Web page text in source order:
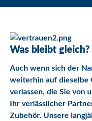
Was bleibt gleich?
Auch wenn sich der
weiterhin auf dieselbe
verlassen, die Sie von
Ihr verlässlicher
Zubehör. Unsere